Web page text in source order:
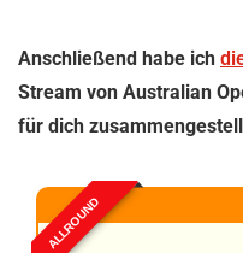
Anschließend habe ich
Stream von Australian
für dich
ALLROUND